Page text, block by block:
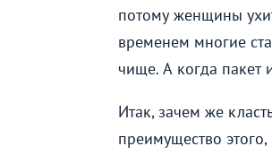
потому женщины
временем многие
чище. А когда пакет
Итак, зачем же
преимущество